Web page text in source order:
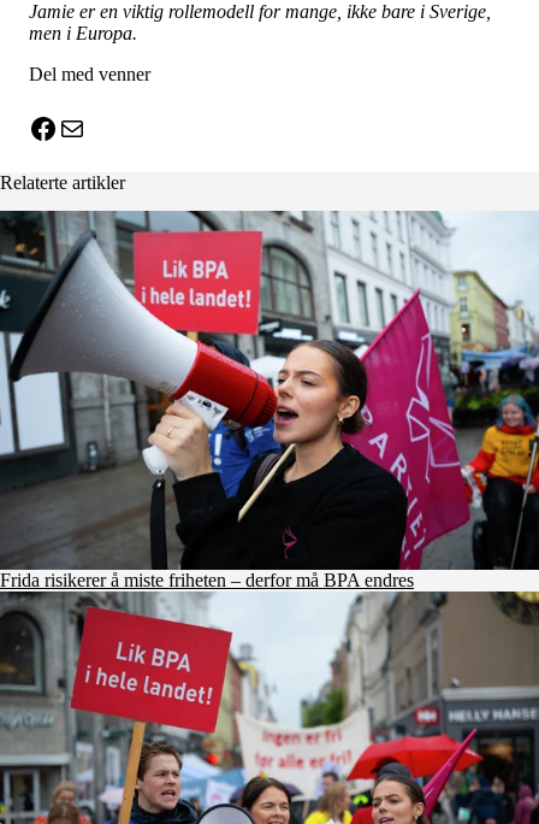
Jamie er en viktig rollemodell for mange, ikke bare i Sverige,
men i Europa.
Del med venner
X
Facebook
E-post
Relaterte artikler
Frida risikerer å miste friheten – derfor må BPA endres